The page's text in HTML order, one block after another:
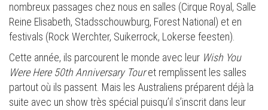
nombreux passages chez nous en salles (Cirque Royal, Salle
Reine Elisabeth, Stadsschouwburg, Forest National) et en
festivals (Rock Werchter, Suikerrock, Lokerse feesten).
Cette année, ils parcourent le monde avec leur Wish You
Were Here 50th Anniversary Touret remplissent les salles
partout où ils passent. Mais les Australiens préparent déjà la
suite avec un show très spécial puisqu’il s’inscrit dans leur